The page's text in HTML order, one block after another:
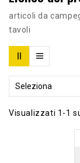
articoli da
tavoli
Seleziona
Visualizzati 1-1